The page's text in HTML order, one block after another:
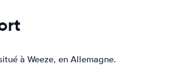
à Weeze, en Allemagne.